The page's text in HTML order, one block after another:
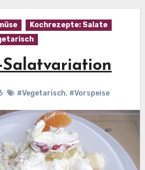
Kochrezepte: Salate
Salatvariation
#Vegetarisch, #Vorspeise